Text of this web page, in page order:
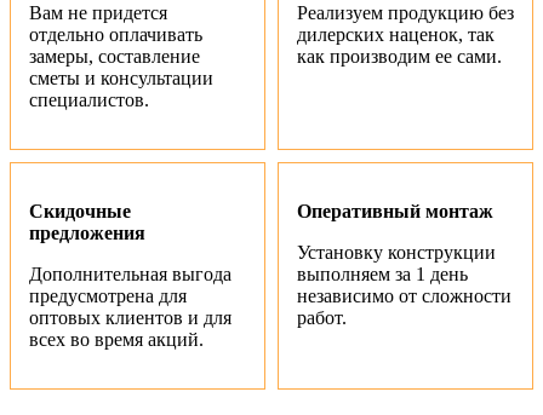
Вам не придется
отдельно оплачивать
замеры, составление
сметы и консультации
специалистов.
Реализуем продукцию без
дилерских наценок, так
как производим ее сами.
Скидочные
предложения
Дополнительная выгода
предусмотрена для
оптовых клиентов и для
всех во время акций.
Оперативный монтаж
Установку конструкции
выполняем за 1 день
независимо от сложности
работ.